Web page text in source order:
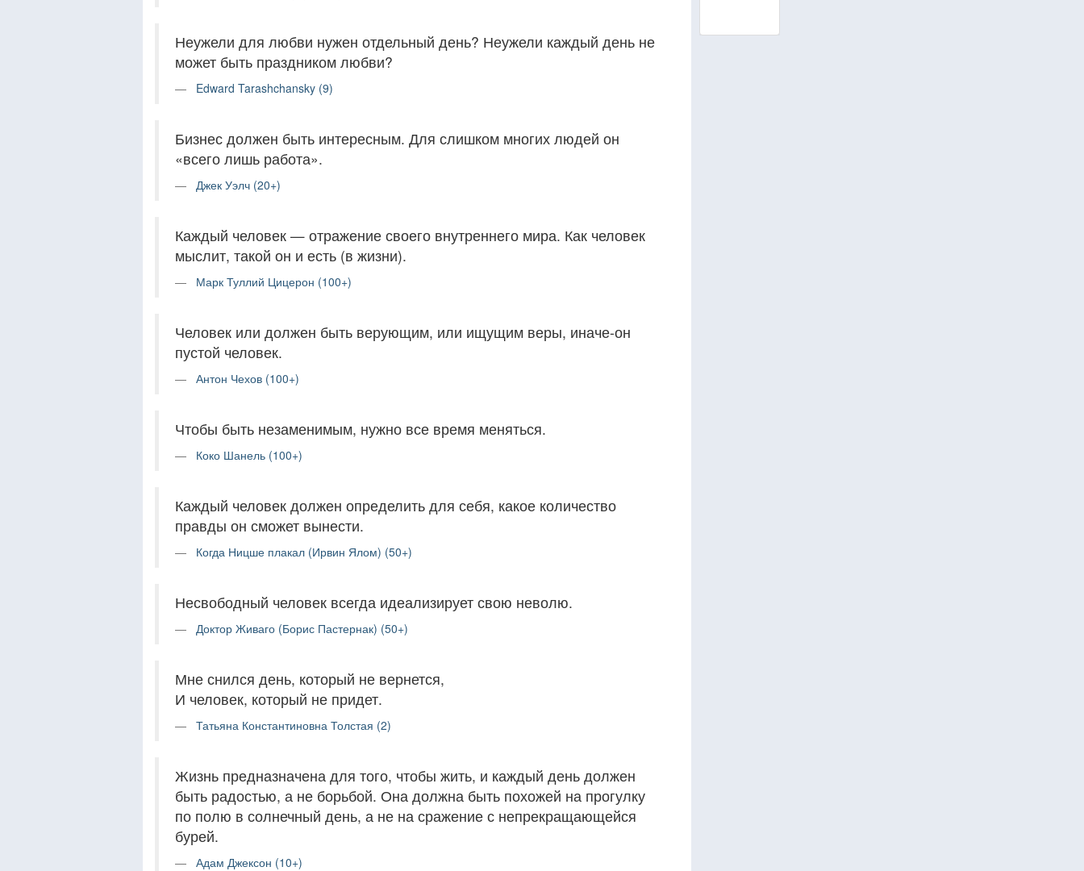
Неужели для любви нужен отдельный день? Неужели каждый день не
может быть праздником любви?
Edward Tarashchansky (9)
Бизнес должен быть интересным. Для слишком многих людей он
«всего лишь работа».
Джек Уэлч (20+)
Каждый человек — отражение своего внутреннего мира. Как человек
мыслит, такой он и есть (в жизни).
Марк Туллий Цицерон (100+)
Человек или должен быть верующим, или ищущим веры, иначе-он
пустой человек.
Антон Чехов (100+)
Чтобы быть незаменимым, нужно все время меняться.
Коко Шанель (100+)
Каждый человек должен определить для себя, какое количество
правды он сможет вынести.
Когда Ницше плакал (Ирвин Ялом) (50+)
Несвободный человек всегда идеализирует свою неволю.
Доктор Живаго (Борис Пастернак) (50+)
Мне снился день, который не вернется,
И человек, который не придет.
Татьяна Константиновна Толстая (2)
Жизнь предназначена для того, чтобы жить, и каждый день должен
быть радостью, а не борьбой. Она должна быть похожей на прогулку
по полю в солнечный день, а не на сражение с непрекращающейся
бурей.
Адам Джексон (10+)